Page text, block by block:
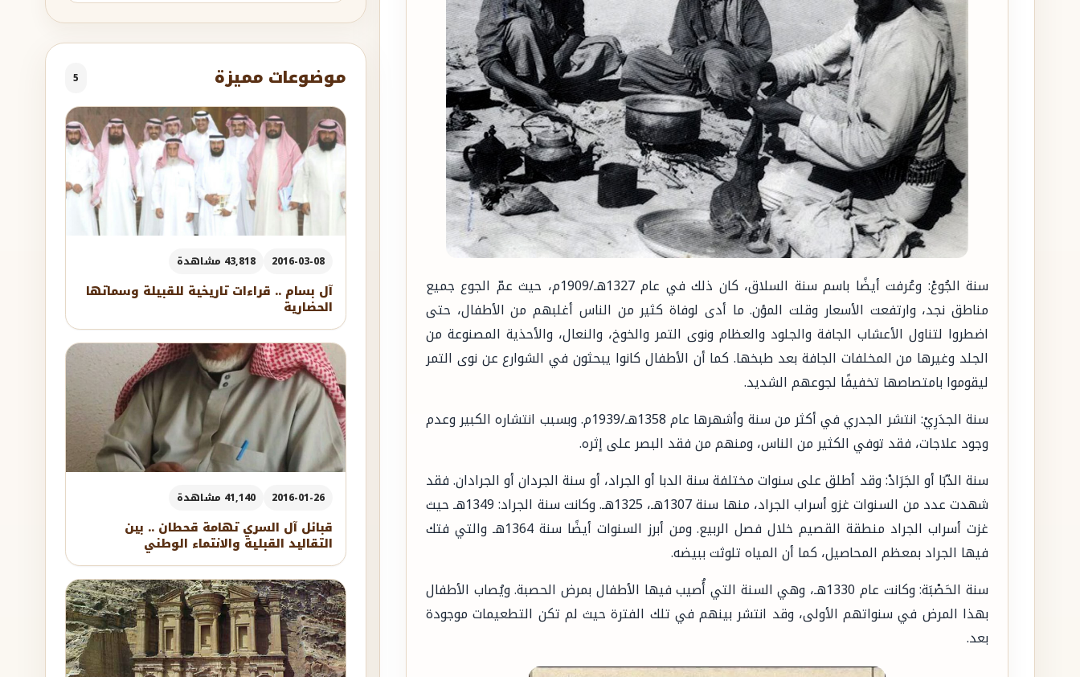
موضوعات مميزة 5
2016-03-08 43,818 مشاهدة
آل بسام .. قراءات تاريخية للقبيلة وسماتها
الحضارية
2016-01-26 41,140 مشاهدة
قبائل آل السري تهامة قحطان .. بين
التقاليد القبلية والانتماء الوطني
سنة الجُوعْ: وعُرفت أيضًا باسم سنة السلاق، كان ذلك في عام 1327هـ/1909م، حيث عمّ الجوع جميع
مناطق نجد، وارتفعت الأسعار وقلت المؤن. ما أدى لوفاة كثير من الناس أغلبهم من الأطفال، حتى
اضطروا لتناول الأعشاب الجافة والجلود والعظام ونوى التمر والخوخ، والنعال، والأحذية المصنوعة من
الجلد وغيرها من المخلفات الجافة بعد طبخها. كما أن الأطفال كانوا يبحثون في الشوارع عن نوى التمر
ليقوموا بامتصاصها تخفيفًا لجوعهم الشديد.
سنة الجدَرِيْ: انتشر الجدري في أكثر من سنة وأشهرها عام 1358هـ/1939م. وبسبب انتشاره الكبير وعدم
وجود علاجات، فقد توفي الكثير من الناس، ومنهم من فقد البصر على إثره.
سنة الدّبَا أو الجَرَادْ: وقد أطلق على سنوات مختلفة سنة الدبا أو الجراد، أو سنة الجردان أو الجرادان. فقد
شهدت عدد من السنوات غزو أسراب الجراد، منها سنة 1307هـ، 1325هـ. وكانت سنة الجراد: 1349هـ حيث
غزت أسراب الجراد منطقة القصيم خلال فصل الربيع. ومن أبرز السنوات أيضًا سنة 1364هـ والتي فتك
فيها الجراد بمعظم المحاصيل، كما أن المياه تلوثت ببيضه.
سنة الحَصْبَة: وكانت عام 1330هـ، وهي السنة التي أُصيب فيها الأطفال بمرض الحصبة. ويُصاب الأطفال
بهذا المرض في سنواتهم الأولى، وقد انتشر بينهم في تلك الفترة حيث لم تكن التطعيمات موجودة
بعد.